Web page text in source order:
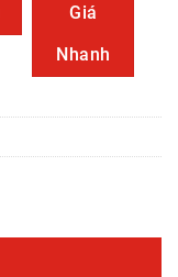
Giá
Nhanh